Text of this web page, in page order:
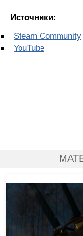
Источники:
Steam Community
YouTube